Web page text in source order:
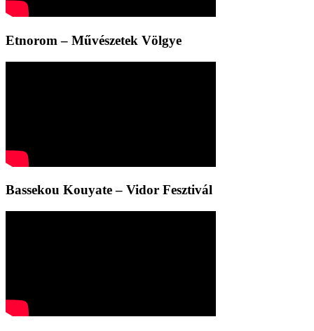
Etnorom – Művészetek Völgye
Bassekou Kouyate – Vidor Fesztivál